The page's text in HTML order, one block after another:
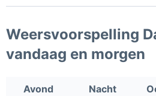
Weersvoorspelling
vandaag en morgen
Avond Nacht